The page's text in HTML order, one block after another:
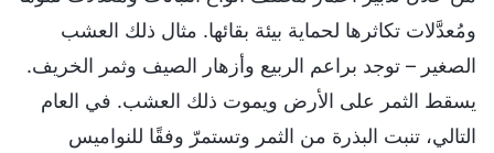
ومُعدَّلات تكاثرها لحماية بيئة بقائها. مثال ذلك العشب
الصغير – توجد براعم الربيع وأزهار الصيف وثمر الخريف.
يسقط الثمر على الأرض ويموت ذلك العشب. في العام
التالي، تنبت البذرة من الثمر وتستمرّ وفقًا للنواميس